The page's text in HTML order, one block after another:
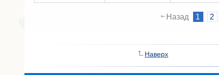
Назад 1 2
Наверх